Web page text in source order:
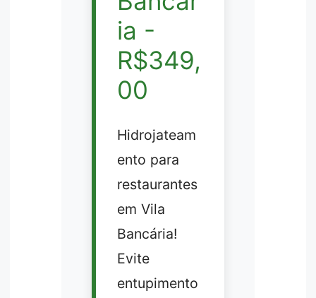
ia -
R$349,
00
Hidrojateam
ento para
restaurantes
em Vila
Bancária!
Evite
entupimento